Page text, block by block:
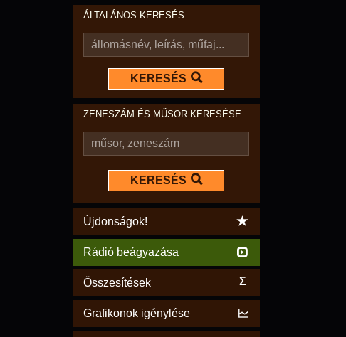
ÁLTALÁNOS KERESÉS
KERESÉS
ZENESZÁM ÉS MŰSOR KERESÉSE
KERESÉS
Újdonságok!
Rádió beágyazása
Összesítések Σ
Grafikonok igénylése